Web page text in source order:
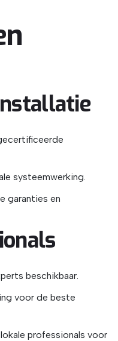
systeemwerking.
garanties en
beschikbaar.
voor de beste
professionals voor